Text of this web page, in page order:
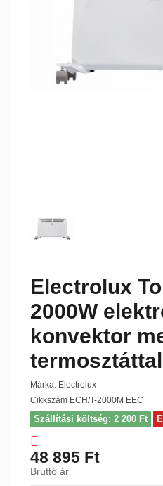
Electrolux
2000W
konvektor
Márka: Electrolux
Cikkszám ECH/T-2000M EEC
Szállítási költség: 2 200 Ft
48 895 Ft
Bruttó ár